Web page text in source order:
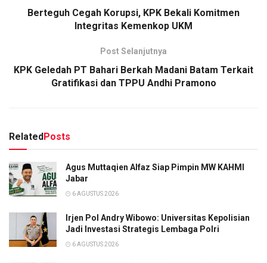
Berteguh Cegah Korupsi, KPK Bekali Komitmen
Integritas Kemenkop UKM
Post Selanjutnya
KPK Geledah PT Bahari Berkah Madani Batam Terkait
Gratifikasi dan TPPU Andhi Pramono
Related Posts
Agus Muttaqien Alfaz Siap Pimpin MW KAHMI
Jabar
6 AGUSTUS 2026
Irjen Pol Andry Wibowo: Universitas Kepolisian
Jadi Investasi Strategis Lembaga Polri
6 AGUSTUS 2026